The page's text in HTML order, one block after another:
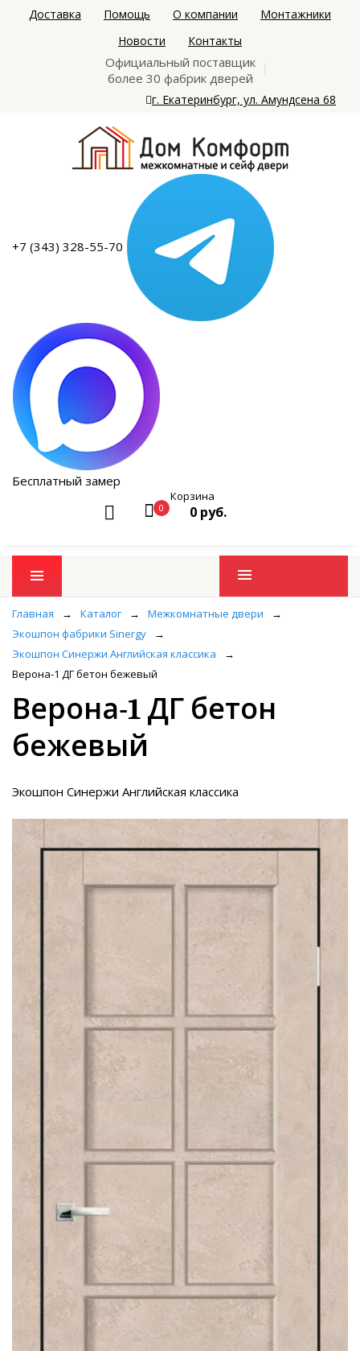
Доставка Помощь О компании
Монтажники
Новости
Контакты
Официальный поставщик
более 30 фабрик дверей
г. Екатеринбург, ул. Амундсена 68
+7 (343) 328-55-70
Бесплатный замер
0
Корзина
0 руб.
Промо товары
Главная → Каталог → Межкомнатные двери
→
Экошпон фабрики Sinergy
→
Экошпон Синержи Английская классика
→
Верона-1 ДГ бетон бежевый
Верона-1 ДГ бетон
бежевый
Экошпон Синержи Английская классика